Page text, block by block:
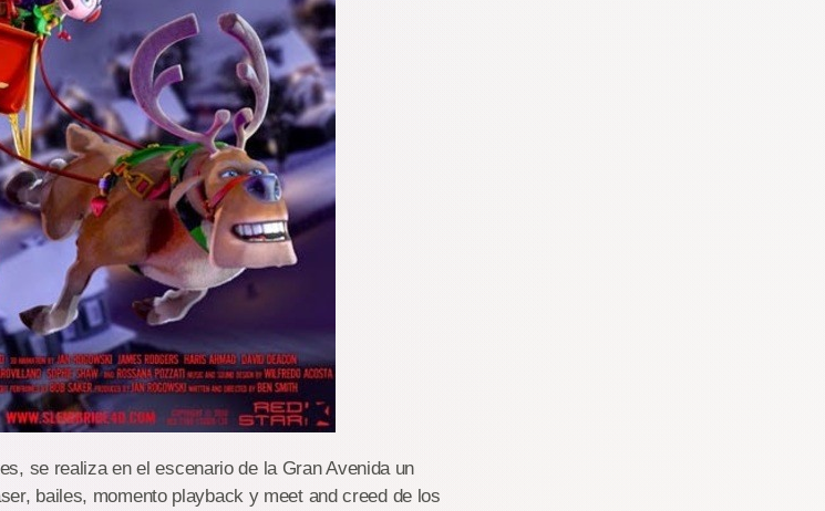
se realiza en el escenario de la Gran Avenida un
bailes, momento playback y meet and creed de los